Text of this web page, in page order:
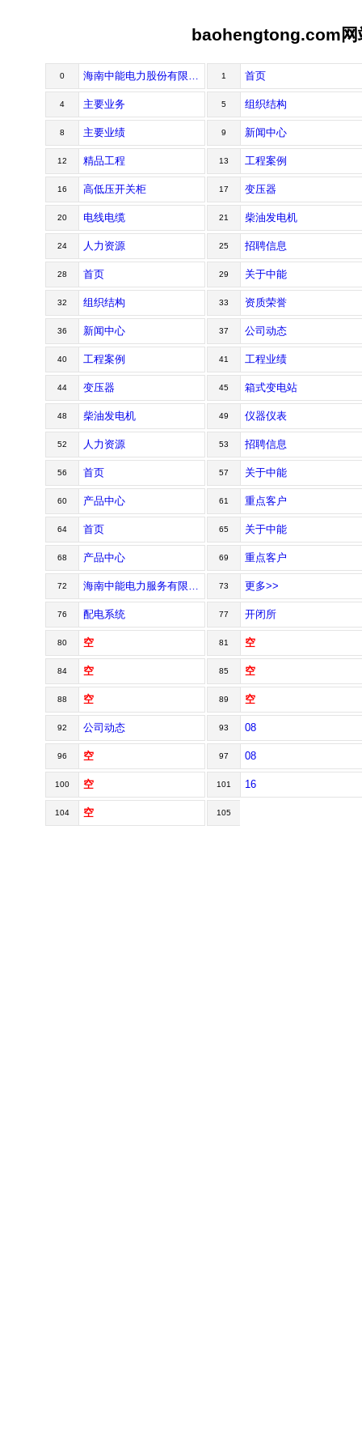
baohengtong.com网
0 海南中能电力股份有限公司--首页 1 首页
4 主要业务 5 组织结构
8 主要业绩 9 新闻中心
12 精品工程 13 工程案例
16 高低压开关柜 17 变压器
20 电线电缆 21 柴油发电机
24 人力资源 25 招聘信息
28 首页 29 关于中能
32 组织结构 33 资质荣誉
36 新闻中心 37 公司动态
40 工程案例 41 工程业绩
44 变压器 45 箱式变电站
48 柴油发电机 49 仪器仪表
52 人力资源 53 招聘信息
56 首页 57 关于中能
60 产品中心 61 重点客户
64 首页 65 关于中能
68 产品中心 69 重点客户
72 海南中能电力服务有限公司hainanzhongnengelectricpowerserviceco.,ltd.&emsp;&emsp;海南中能电力在董事长何鑫先生的带领下紧跟市场，抢抓机遇、艰苦创业，在国家政策的引导下，不断更新产业布局，积极开发经济增长点，充分发挥自身优势，致力于打造新的核心竞争力，推进企业持续发展，逐步成为一个横跨制造业，集设计电力、铁路、石化、市政、建筑、新能源等各大行业于一身的现代化企业。&emsp;&emsp;海南中能电力不仅实现了跨越式的企业发展，而且依托着海南...... 73 更多>>
76 配电系统 77 开闭所
80 空 81 空
84 空 85 空
88 空 89 空
92 公司动态 93 08
96 空 97 08
100 空 101 16
104 空 105